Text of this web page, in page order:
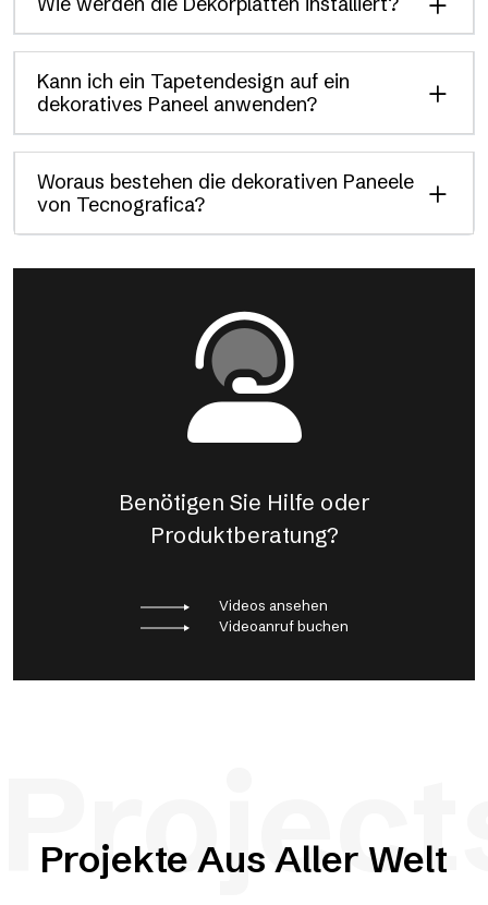
Kann ich ein Tapetendesign auf ein
dekoratives Paneel anwenden?
Woraus bestehen die dekorativen Paneele
von Tecnografica?
Benötigen Sie Hilfe oder
Produktberatung?
Videos ansehen
Videoanruf buchen
Projekte Aus Aller Welt